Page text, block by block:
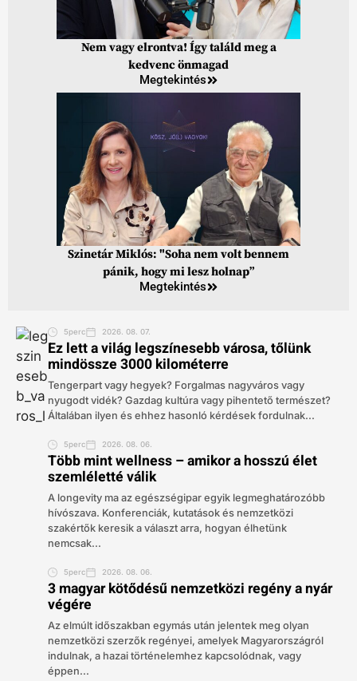
Nem vagy elrontva! Így találd meg a
kedvenc önmagad
Megtekintés
Szinetár Miklós: "Soha nem volt bennem
pánik, hogy mi lesz holnap”
Megtekintés
5perc 2026. 08. 07.
Ez lett a világ legszínesebb városa, tőlünk
mindössze 3000 kilométerre
Tengerpart vagy hegyek? Forgalmas nagyváros vagy
nyugodt vidék? Gazdag kultúra vagy pihentető természet?
Általában ilyen és ehhez hasonló kérdések fordulnak...
5perc 2026. 08. 06.
Több mint wellness – amikor a hosszú élet
szemléletté válik
A longevity ma az egészségipar egyik legmeghatározóbb
hívószava. Konferenciák, kutatások és nemzetközi
szakértők keresik a választ arra, hogyan élhetünk
nemcsak...
5perc 2026. 08. 06.
3 magyar kötődésű nemzetközi regény a nyár
végére
Az elmúlt időszakban egymás után jelentek meg olyan
nemzetközi szerzők regényei, amelyek Magyarországról
indulnak, a hazai történelemhez kapcsolódnak, vagy
éppen...